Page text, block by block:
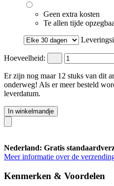
Geen extra kosten
Te allen tijde
Hoeveelheid:
Er zijn nog maar 12 stuks van dit
onderweg! Als er meer besteld
leverdatum.
In winkelmandje
Nederland: Gratis
Meer informatie over de
Kenmerken & Voordelen